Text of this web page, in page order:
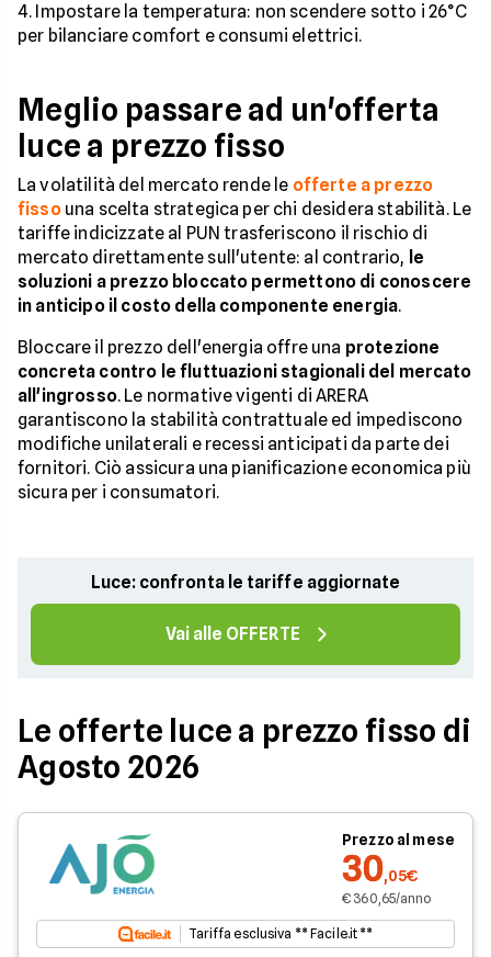
Impostare la temperatura: non scendere sotto i 26°C
per bilanciare comfort e consumi elettrici.
Meglio passare ad un'offerta
luce a prezzo fisso
La volatilità del mercato rende le offerte a prezzo
fissouna scelta strategica per chi desidera stabilità. Le
tariffe indicizzate al PUN trasferiscono il rischio di
mercato direttamente sull'utente: al contrario, le
soluzioni a prezzo bloccato permettono di conoscere
in anticipo il costo della componente energia.
Bloccare il prezzo dell'energia offre una protezione
concreta contro le fluttuazioni stagionali del mercato
all'ingrosso. Le normative vigenti di ARERA
garantiscono la stabilità contrattuale ed impediscono
modifiche unilaterali e recessi anticipati da parte dei
fornitori. Ciò assicura una pianificazione economica più
sicura per i consumatori.
Luce: confronta le tariffe aggiornate
Vai alle OFFERTE
Le offerte luce a prezzo fisso di
Agosto 2026
Prezzo al mese
30,05€
€ 360,65/anno
Tariffa esclusiva ** Facile.it **